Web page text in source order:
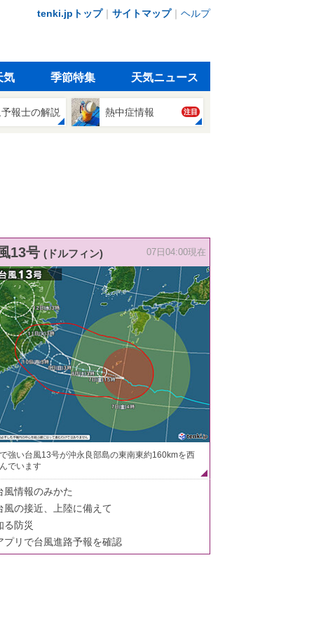
tenki.jpトップ｜ サイトマップ｜ ヘルプ
気 季節特集 天気ニュース
報士の解説 熱中症情報 注目
13号 (ドルフィン) 07日04:00現在
強い台風13号が沖永良部島の東南東約160kmを西
でいます
風情報のみかた
風の接近、上陸に備えて
る防災
プリで台風進路予報を確認